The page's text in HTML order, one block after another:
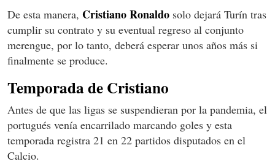
De esta manera, Cristiano Ronaldo solo dejará Turín tras
cumplir su contrato y su eventual regreso al conjunto
merengue, por lo tanto, deberá esperar unos años más si
finalmente se produce.
Temporada de Cristiano
Antes de que las ligas se suspendieran por la pandemia, el
portugués venía encarrilado marcando goles y esta
temporada registra 21 en 22 partidos disputados en el
Calcio.